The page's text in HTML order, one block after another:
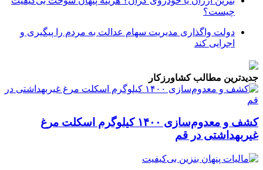
چیست؟
دولت واگذاری مدیریت سهام عدالت به مردم را پیگیری و
اجرایی کند
جدیدترین مطالب کشاورزکار
کشف و معدوم‌سازی ۱۴۰۰ کیلوگرم اسکلت مرغ
غیربهداشتی در قم